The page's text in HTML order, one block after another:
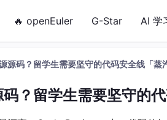
🔥 openEuler G-Star AI 学
源码？留学生需要坚守的代码安全线「蒸
？留学生需要坚守的